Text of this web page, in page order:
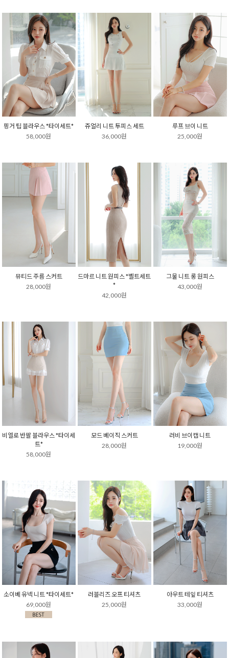
핑거 팁 블라우스 *타이세트*
58,000원
쥬얼리 니트 투피스 세트
36,000원
루프 브이 니트
25,000원
뮤티드 주름 스커트
28,000원
드마르 니트 원피스 *벨트세트
*
42,000원
그물 니트 롱 원피스
43,000원
비엘로 반팔 블라우스 *타이세
트*
58,000원
모드 베이직 스커트
28,000원
러비 브이캡 니트
19,000원
소이베 유넥 니트 *타이세트*
69,000원
러블리즈 오프 티셔츠
25,000원
아우트 테잎 티셔츠
33,000원